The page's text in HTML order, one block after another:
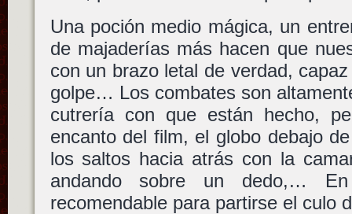
Una poción medio mágica, un
de majaderías más hacen que
con un brazo letal de verdad,
golpe… Los combates son
cutrería con que están hecho,
encanto del film, el globo debajo
los saltos hacia atrás con la
andando sobre un dedo,… En
recomendable para partirse el culo